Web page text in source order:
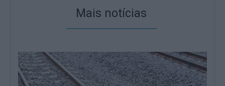
Mais notícias